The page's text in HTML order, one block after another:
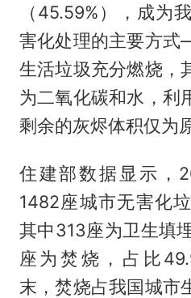
（45.59%），成为
害化处理的主要方
生活垃圾充分燃烧，
为二氧化碳和水，利
剩余的灰烬体积仅为
住建部数据显示，
1482座城市无害化
其中313座为卫生填
座为焚烧，占比
末，焚烧占我国城市